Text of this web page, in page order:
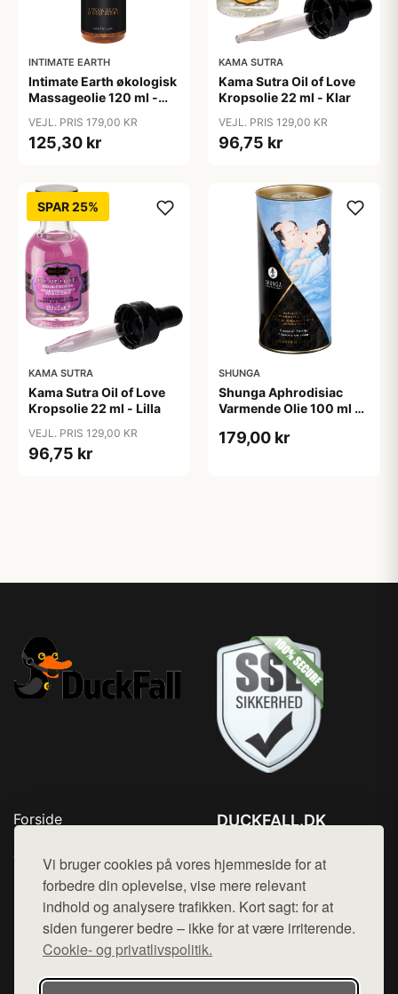
Vi bruger cookies på vores hjemmeside for at
forbedre din oplevelse, vise mere relevant
indhold og analysere trafikken. Kort sagt: for at
siden fungerer bedre – ikke for at være irriterende.
Cookie- og privatlivspolitik.
INTIMATE EARTH
Intimate Earth økologisk
Massageolie 120 ml -
VEJL. PRIS 179,00 KR
125,30 kr
KAMA SUTRA
Kama Sutra Oil of Love
Kropsolie 22 ml - Klar
VEJL. PRIS 129,00 KR
96,75 kr
SPAR 25%
KAMA SUTRA
Kama Sutra Oil of Love
Kropsolie 22 ml - Lilla
VEJL. PRIS 129,00 KR
96,75 kr
SHUNGA
Shunga Aphrodisiac
Varmende Olie 100 ml -
179,00 kr
Forside
Top Rabatter
Kontakt
DUCKFALL.DK
Mail: hej@want.dk
Cookie- og privatlivspolitik